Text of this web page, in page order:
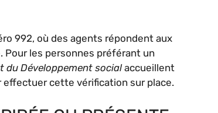
992, où des agents répondent aux
les personnes préférant un
du Développement socialaccueillent
effectuer cette vérification sur place.